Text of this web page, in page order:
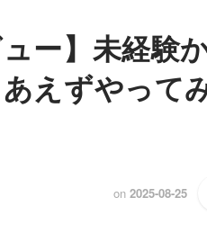
ュー】未経験
えずやって
on 2025-08-25